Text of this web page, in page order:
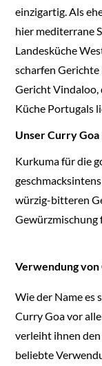
einzigartig. Als
hier mediterrane
Landesküche
scharfen
Gericht Vindaloo,
Küche Portugals
Unser Curry
Kurkuma für die
würzig-bitteren
Gewürzmischung
Verwendung
Wie der Name es
Curry Goa vor
verleiht ihnen
beliebte